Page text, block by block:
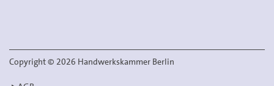
Copyright© 2026 Handwerkskammer Berlin